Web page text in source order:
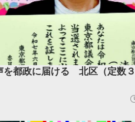
を都政に届ける 北区（定数